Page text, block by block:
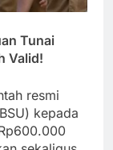
Tunai
Valid!
resmi
kepada